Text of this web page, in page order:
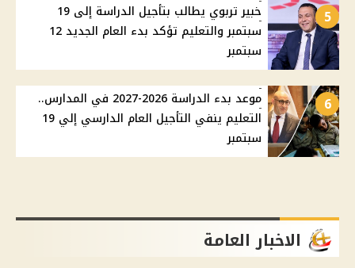
5
خبير تربوي يطالب بتأجيل الدراسة إلى 19
سبتمبر والتعليم تؤكد بدء العام الجديد 12
سبتمبر
6
موعد بدء الدراسة 2026-2027 في المدارس..
التعليم ينفي التأجيل العام الدارسي إلي 19
سبتمبر
الاخبار العامة